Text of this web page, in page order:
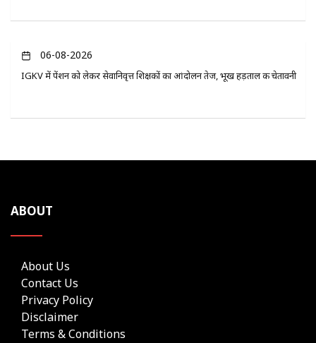
06-08-2026
IGKV में पेंशन को लेकर सेवानिवृत्त शिक्षकों का आंदोलन तेज, भूख हड़ताल की चेतावनी
ABOUT
About Us
Contact Us
Privacy Policy
Disclaimer
Terms & Conditions